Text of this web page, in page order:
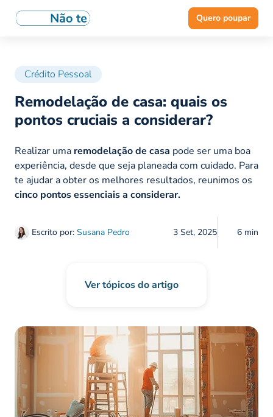
Quero poupar
Crédito Pessoal
Remodelação de casa: quais os
pontos cruciais a considerar?
Escrito por: Susana Pedro 3 Set, 2025 6 min
Realizar uma remodelação de casa pode ser uma boa
experiência, desde que seja planeada com cuidado. Para
te ajudar a obter os melhores resultados, reunimos os
cinco pontos essenciais a considerar.
Ver tópicos do artigo